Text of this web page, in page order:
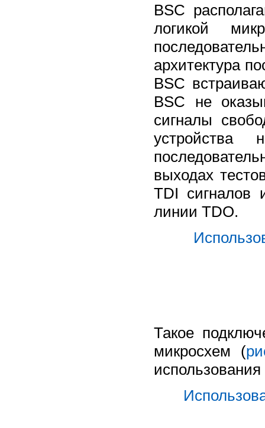
BSC
логикой
архитектура
BSC
BSC не
сигналы
выходах
TDI сигналов
линии TDO.
Такое
микросхем (